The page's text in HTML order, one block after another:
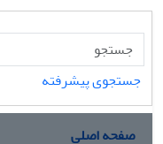
جستجوی پیشرفته
صفحه اصلی